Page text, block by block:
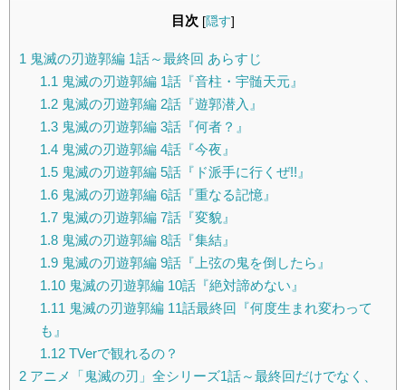
目次 [隠す]
1 鬼滅の刃遊郭編 1話～最終回 あらすじ
1.1 鬼滅の刃遊郭編 1話『音柱・宇髄天元』
1.2鬼滅の刃遊郭編 2話『遊郭潜入』
1.3鬼滅の刃遊郭編 3話『何者？』
1.4鬼滅の刃遊郭編 4話『今夜』
1.5鬼滅の刃遊郭編 5話『ド派手に行くぜ!!』
1.6鬼滅の刃遊郭編 6話『重なる記憶』
1.7鬼滅の刃遊郭編 7話『変貌』
1.8鬼滅の刃遊郭編 8話『集結』
1.9鬼滅の刃遊郭編 9話『上弦の鬼を倒したら』
1.10鬼滅の刃遊郭編 10話『絶対諦めない』
1.11 鬼滅の刃遊郭編 11話最終回『何度生まれ変わって
も』
1.12TVerで観れるの？
2 アニメ「鬼滅の刃」全シリーズ1話～最終回だけでなく、